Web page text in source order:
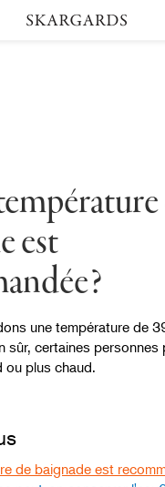
Livraison gratuite
est
une température de
sûr, certaines personnes
ou plus chaud.
de baignade est